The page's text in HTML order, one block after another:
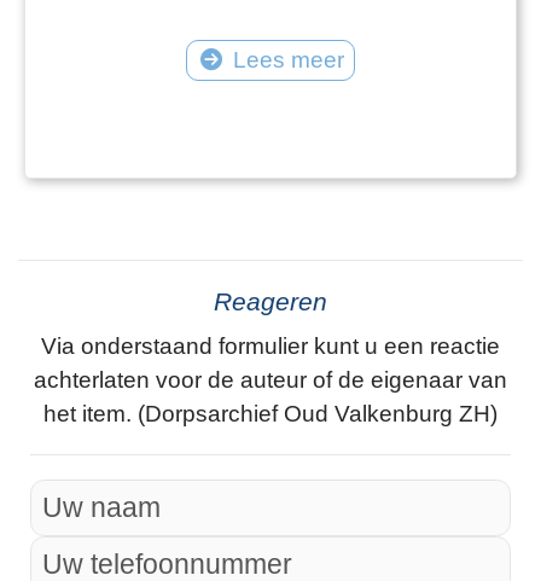
Lees meer
Reageren
Via onderstaand formulier kunt u een reactie
achterlaten voor de auteur of de eigenaar van
het item. (Dorpsarchief Oud Valkenburg ZH)